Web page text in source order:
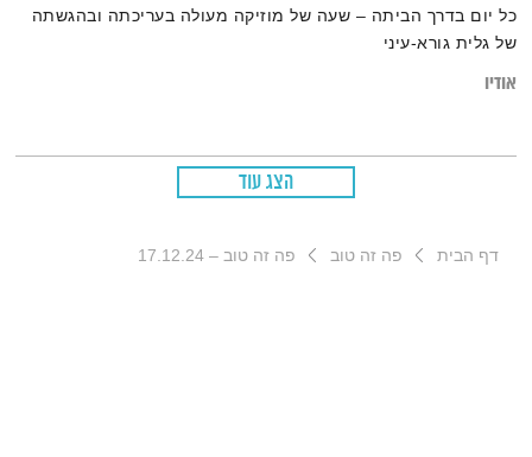
כל יום בדרך הביתה – שעה של מוזיקה מעולה בעריכתה ובהגשתה
של גלית גורא-עיני
אודיו
הצג עוד
דף הבית פה זה טוב פה זה טוב – 17.12.24